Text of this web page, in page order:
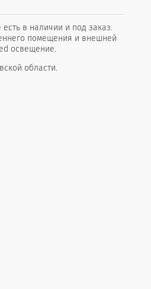
в наличии и под заказ.
помещения и внешней
освещение.
области.